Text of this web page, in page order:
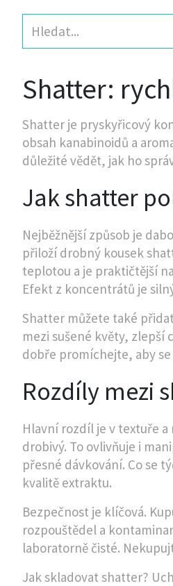
Shatter:
Shatter je pryskyřicový
obsah kanabinoidů a
důležité vědět, jak ho
Jak shatter
Nejběžnější způsob je
přiloží drobný kousek
teplotou a je praktičtější
Efekt z koncentrátů je
Shatter můžete také
mezi sušené květy, zlepší
dobře promíchejte, aby
Rozdíly mezi
Hlavní rozdíl je v textuře
drobivý. To ovlivňuje i
přesné dávkování. Co se
kvalitě extraktu.
Bezpečnost je klíčová.
rozpouštědel a
laboratorně čisté.
Jak skladovat shatter?